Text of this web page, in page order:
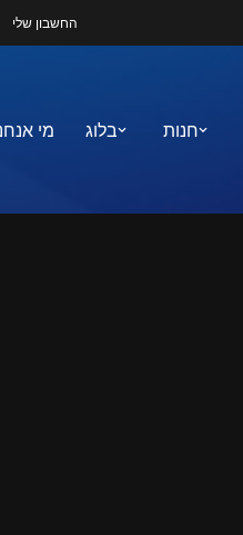
החשבון שלי
חנות בלוג מי